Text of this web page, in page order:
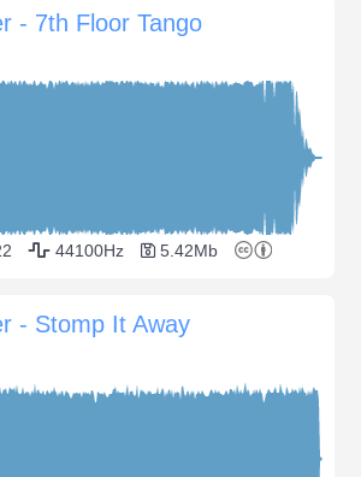
- 7th Floor Tango
44100Hz 5.42Mb
- Stomp It Away